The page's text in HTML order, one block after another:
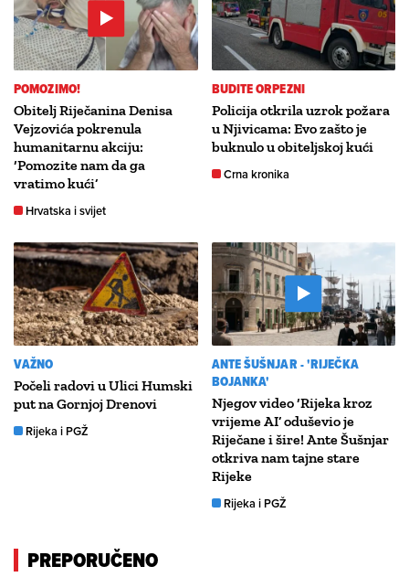
POMOZIMO!
Obitelj Riječanina Denisa
Vejzovića pokrenula
humanitarnu akciju:
‘Pomozite nam da ga
vratimo kući’
Hrvatska i svijet
BUDITE ORPEZNI
Policija otkrila uzrok požara
u Njivicama: Evo zašto je
buknulo u obiteljskoj kući
Crna kronika
VAŽNO
Počeli radovi u Ulici Humski
put na Gornjoj Drenovi
Rijeka i PGŽ
ANTE ŠUŠNJAR - 'RIJEČKA
BOJANKA'
Njegov video ‘Rijeka kroz
vrijeme AI’ oduševio je
Riječane i šire! Ante Šušnjar
otkriva nam tajne stare
Rijeke
Rijeka i PGŽ
PREPORUČENO